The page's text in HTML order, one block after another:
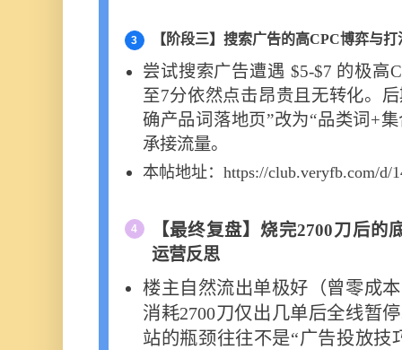
3 【阶段三】搜索广告的高CPC博弈与打
尝试搜索广告遭遇 $5-$7 的极高
至7分依然点击昂贵且无转化。
确产品词落地页”改为“品类词+集
承接流量。
本帖地址：https://club.veryfb.com/d/
4
【最终复盘】烧完2700刀后的
运营反思
楼主自然流出单极好（曾零成
消耗2700刀仅出几单后全线暂
站的瓶颈往往不是“广告投放技